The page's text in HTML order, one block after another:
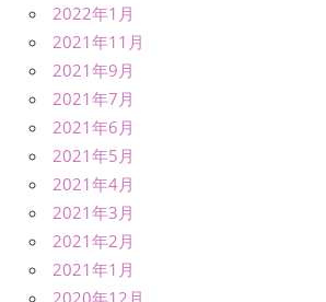
2022年1月
2021年11月
2021年9月
2021年7月
2021年6月
2021年5月
2021年4月
2021年3月
2021年2月
2021年1月
2020年12月